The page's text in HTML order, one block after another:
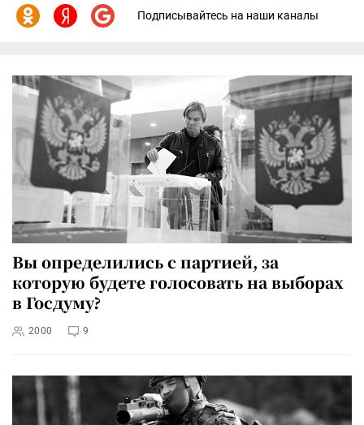
Подписывайтесь на наши каналы
Вы определились с партией, за
которую будете голосовать на выборах
в Госдуму?
2000 9